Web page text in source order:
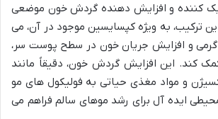
کننده و افزایش دهنده گردش خون موضعی
ترکیب، به ویژه کپسایسین موجود در آن، می
گرمی و افزایش جریان خون در سطح پوست سر،
کند. این افزایش گردش خون، دقیقاً مانند
اکسیژن و مواد مغذی حیاتی به فولیکول های مو
ایده آل برای رشد موهای سالم فراهم می